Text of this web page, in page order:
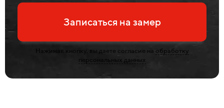
Записаться на замер
Нажимая кнопку, вы даете согласие на обработку
персональных данных